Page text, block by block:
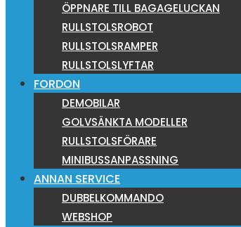
ÖPPNARE TILL BAGAGELUCKAN
RULLSTOLSROBOT
RULLSTOLSRAMPER
RULLSTOLSLYFTAR
FORDON
DEMOBILAR
GOLVSÄNKTA MODELLER
RULLSTOLSFÖRARE
MINIBUSSANPASSNING
ANNAN SERVICE
DUBBELKOMMANDO
WEBSHOP